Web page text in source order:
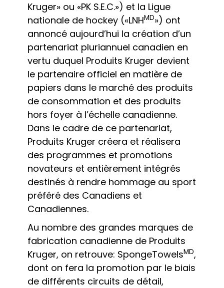
Kruger» ou «PK S.E.C.») et la Ligue
nationale de hockey («LNHMD») ont
annoncé aujourd’hui la création d’un
partenariat pluriannuel canadien en
vertu duquel Produits Kruger devient
le partenaire officiel en matière de
papiers dans le marché des produits
de consommation et des produits
hors foyer à l’échelle canadienne.
Dans le cadre de ce partenariat,
Produits Kruger créera et réalisera
des programmes et promotions
novateurs et entièrement intégrés
destinés à rendre hommage au sport
préféré des Canadiens et
Canadiennes.
Au nombre des grandes marques de
fabrication canadienne de Produits
Kruger, on retrouve: SpongeTowelsMD,
dont on fera la promotion par le biais
de différents circuits de détail,